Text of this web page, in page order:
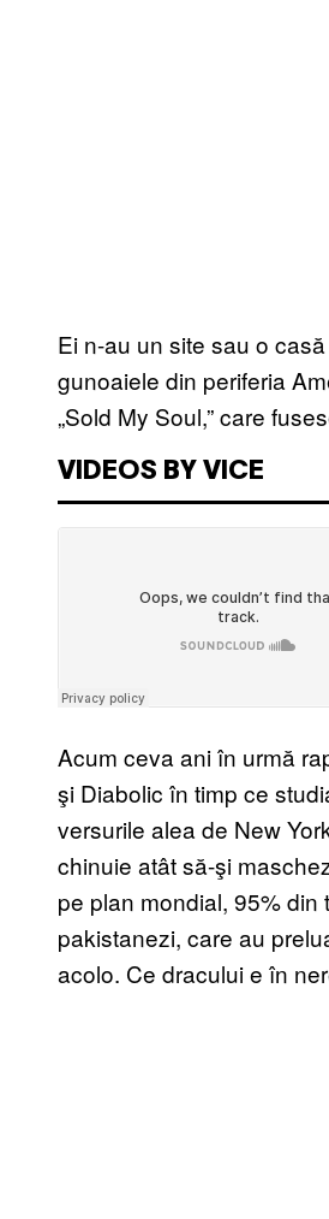
Ei n-au un site sau o
gunoaiele din periferia
„Sold My Soul,” care
VIDEOS BY VICE
Acum ceva ani în urmă
şi Diabolic în timp ce
versurile alea de New
chinuie atât să-şi
pe plan mondial, 95%
pakistanezi, care au
acolo. Ce dracului e în